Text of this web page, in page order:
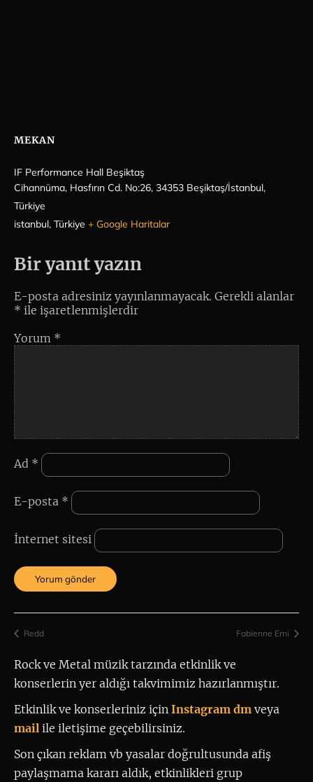
MEKAN
IF Performance Hall Beşiktaş
Cihannüma, Hasfırın Cd. No:26, 34353 Beşiktaş/İstanbul,
Türkiye
istanbul, Türkiye + Google Haritalar
Bir yanıt yazın
E-posta adresiniz yayınlanmayacak. Gerekli alanlar
* ile işaretlenmişlerdir
Yorum *
Ad *
E-posta *
İnternet sitesi
Redd Fabienne Erni
Rock ve Metal müzik tarzında etkinlik ve
konserlerin yer aldığı takvimimiz hazırlanmıştır.
Etkinlik ve konserleriniz için Instagram dm
mail ile iletişime geçebilirsiniz.
Son çıkan reklam vb yasalar doğrultusunda afiş
paylaşmama kararı aldık, etkinlikleri grup